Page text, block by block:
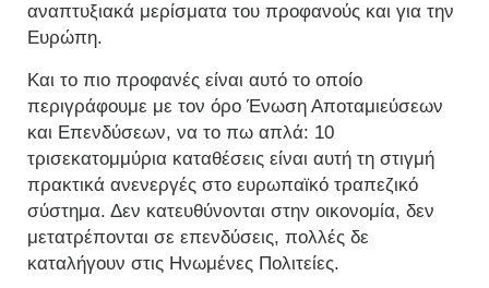
αναπτυξιακά μερίσματα του προφανούς και για την
Ευρώπη.
Και το πιο προφανές είναι αυτό το οποίο
περιγράφουμε με τον όρο Ένωση Αποταμιεύσεων
και Επενδύσεων, να το πω απλά: 10
τρισεκατομμύρια καταθέσεις είναι αυτή τη στιγμή
πρακτικά ανενεργές στο ευρωπαϊκό τραπεζικό
σύστημα. Δεν κατευθύνονται στην οικονομία, δεν
μετατρέπονται σε επενδύσεις, πολλές δε
καταλήγουν στις Ηνωμένες Πολιτείες.